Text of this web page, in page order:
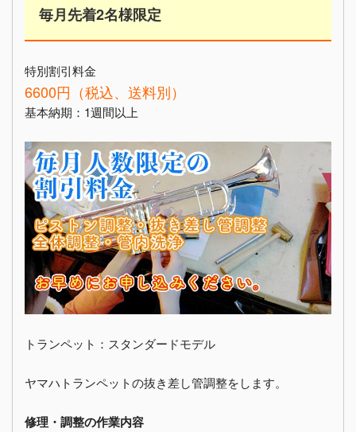
毎月先着2名様限定
特別割引料金
6600円（税込、送料別）
基本納期：1週間以上
トランペット：スタンダードモデル
ヤマハトランペットの抜き差し管調整をします。
修理・調整の作業内容